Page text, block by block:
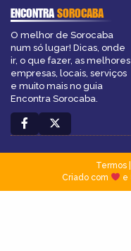
ENCONTRASOROCABA
O melhor de Sorocaba
num só lugar! Dicas, onde
ir, o que fazer, as melhores
empresas, locais, serviços
e muito mais no guia
Encontra Sorocaba.
Termos|
Criado com
e